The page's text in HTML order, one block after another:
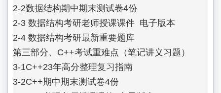
2-2数据结构期中期末测试卷4份
2-3 数据结构考研老师授课课件  电子版本
2-4 数据结构考研最新重要题库
第三部分、C++考试重难点（笔记讲义习题）
3-1C++23年高分整理复习指南
3-2C++期中期末测试卷4份